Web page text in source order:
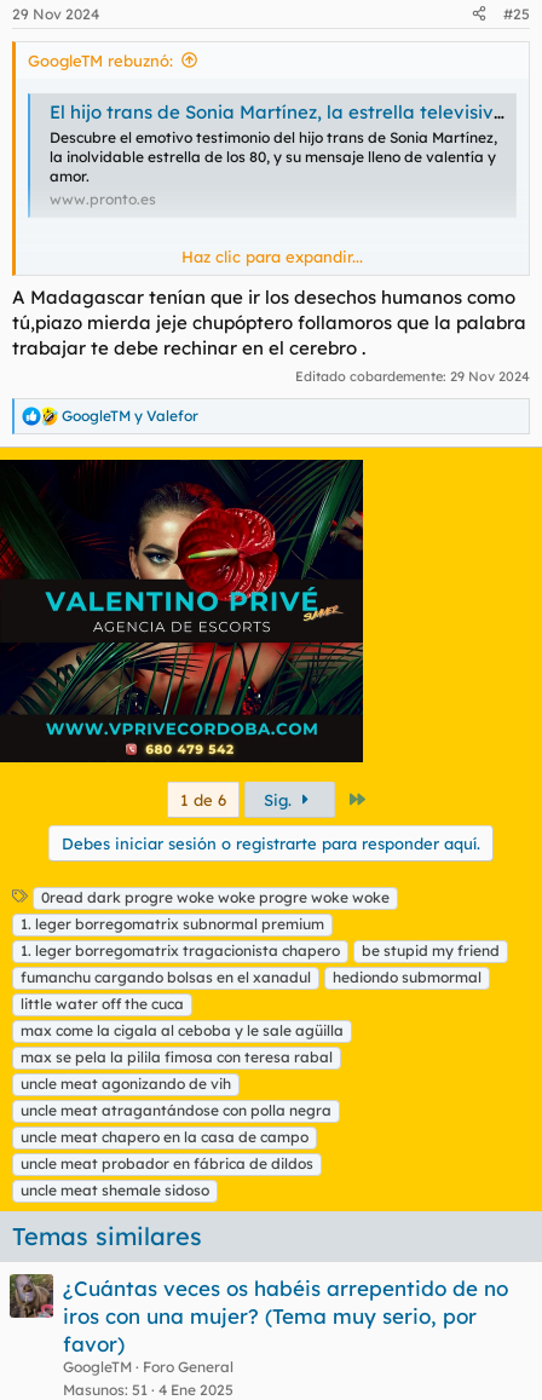
29 Nov 2024 #25
GoogleTM rebuznó:
El hijo trans de Sonia Martínez, la estrella televisiva de los 80, nos abre su corazón
Descubre el emotivo testimonio del hijo trans de Sonia Martínez,
la inolvidable estrella de los 80, y su mensaje lleno de valentía y
amor.
www.pronto.es
Entre el imbécil de antes viviendo con los padres, y esta
noticia, estoy muy cabreado. PERO QUÉ PUTA Mierda PASA
AQUÍ hostias y servicio militar además de ACOSO ESCOLAR,
nada de BULLYING BOLLYNG y anglicismos mierdas. Tengo
una ilusión, lo viviré aunque sea soñando, y es un mundo
BASURA INFAME, ROJOS, SEPARATISTAS... mandarlos a
MADAGASCAR. Es mi sueño más profundo.
Ahora la noticia que me apena...El hijo trans de la estrella
televisiva de los 80 Sonia Martínez nos abre su corazón
Haz clic para expandir...
A Madagascar tenían que ir los desechos humanos como
tú,piazo mierda jeje chupóptero follamoros que la palabra
trabajar te debe rechinar en el cerebro .
Editado cobardemente: 29 Nov 2024
R
e
a
o
n
e
GoogleTM y Valefor
1 de 6 Sig.
Debes iniciar sesión o registrarte para responder aquí.
E
t
i
q
u
e
t
a
s
0read dark progre woke woke progre woke woke
1. leger borregomatrix subnormal premium
1. leger borregomatrix tragacionista chapero
be stupid my friend
fumanchu cargando bolsas en el xanadul
hediondo submormal
little water off the cuca
max come la cigala al ceboba y le sale agüilla
max se pela la pilila fimosa con teresa rabal
uncle meat agonizando de vih
uncle meat atragantándose con polla negra
uncle meat chapero en la casa de campo
uncle meat probador en fábrica de dildos
uncle meat shemale sidoso
Temas similares
¿Cuántas veces os habéis arrepentido de no
iros con una mujer? (Tema muy serio, por
favor)
GoogleTM
Foro General
Masunos 51 4 Ene 2025